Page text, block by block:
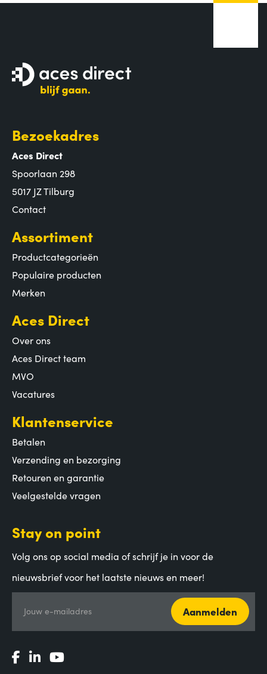
Bezoekadres
Aces Direct
Spoorlaan 298
5017 JZ Tilburg
Contact
Assortiment
Productcategorieën
Populaire producten
Merken
Aces Direct
Over ons
Aces Direct team
MVO
Vacatures
Klantenservice
Betalen
Verzending en bezorging
Retouren en garantie
Veelgestelde vragen
Stay on point
Volg ons op social media of schrijf je in voor de
nieuwsbrief voor het laatste nieuws en meer!
Jouw e-mailadres Aanmelden